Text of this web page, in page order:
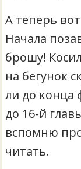
А теперь вот
Начала
брошу!
на бегунок
ли до конца
до 16-й
вспомню
читать.